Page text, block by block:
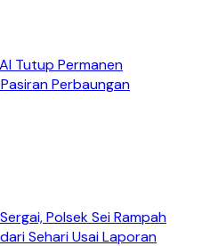
Tutup Permanen
Perbaungan
Polsek Sei Rampah
Sehari Usai Laporan